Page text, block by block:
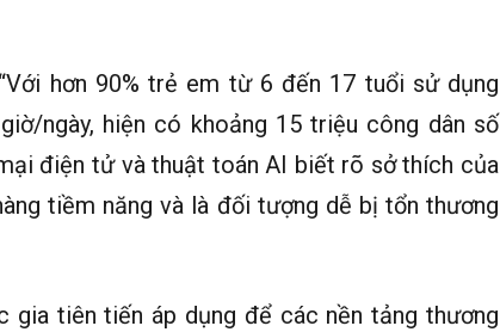
hơn 90% trẻ em từ 6 đến 17 tuổi sử dụng
ngày, hiện có khoảng 15 triệu công dân số
điện tử và thuật toán AI biết rõ sở thích của
tiềm năng và là đối tượng dễ bị tổn thương
gia tiên tiến áp dụng để các nền tảng thương